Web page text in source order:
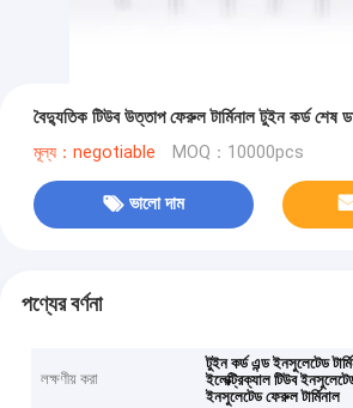
বৈদ্যুতিক টিউব উত্তাপ ফেরুল টার্মিনাল টুইন কর্ড শেষ
মূল্য：negotiable MOQ：10000pcs
ভালো দাম
পণ্যের বর্ণনা
লক্ষণীয় করা
টুইন কর্ড এন্ড ইনসুলেটেড
ইলেক্ট্রিক্যাল টিউব
ইনসুলেটেড ফেরুল টার্মিনাল